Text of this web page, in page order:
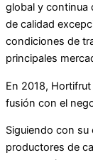
global y continua
de calidad
condiciones de
principales
En 2018,
fusión con el
Siguiendo con
productores de